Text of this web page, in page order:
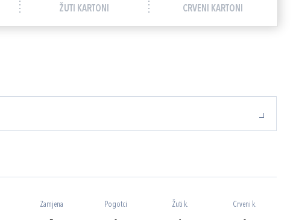
ŽUTI KARTONI CRVENI KARTONI
Zamjena Pogotci Žuti k. Crveni k.